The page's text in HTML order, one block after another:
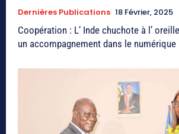
Dernières Publications 18 Février, 2025
Coopération : L’ Inde chuchote à l’
un accompagnement dans le numérique